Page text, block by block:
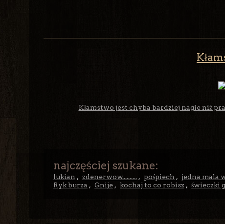
Kłamstwo jest chyba bardziej nagie niż
najczęściej szukane:
lukian , zdenerwow.......... , pośpiech , jedna mala
Ryk burza , Gnije , kochaj to co robisz , świeczki